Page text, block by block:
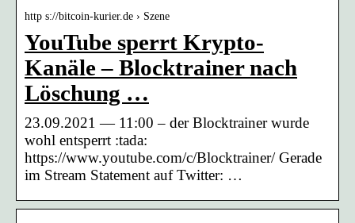
http s://bitcoin-kurier.de › Szene
YouTube sperrt Krypto-
Kanäle – Blocktrainer nach
Löschung …
23.09.2021 — 11:00 – der Blocktrainer wurde
wohl entsperrt :tada:
https://www.youtube.com/c/Blocktrainer/ Gerade
im Stream Statement auf Twitter: …